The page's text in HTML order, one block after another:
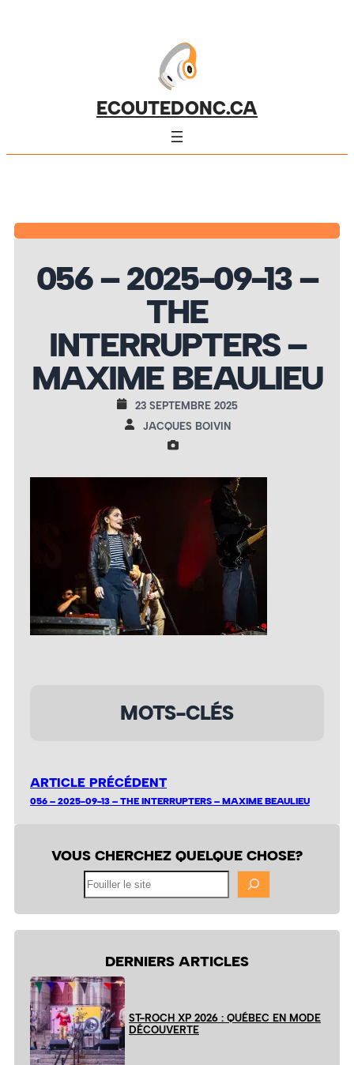
ECOUTEDONC.CA
056 – 2025-09-13 –
THE
INTERRUPTERS –
MAXIME BEAULIEU
23 SEPTEMBRE 2025
JACQUES BOIVIN
MOTS-CLÉS
ARTICLE PRÉCÉDENT
056 – 2025-09-13 – THE INTERRUPTERS – MAXIME BEAULIEU
VOUS CHERCHEZ QUELQUE CHOSE?
DERNIERS ARTICLES
ST-ROCH XP 2026 : QUÉBEC EN MODE
DÉCOUVERTE